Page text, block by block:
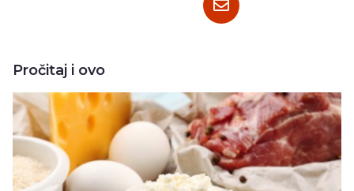
Pročitaj i ovo